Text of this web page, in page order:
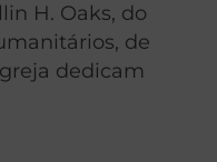
H. Oaks, do
de
dedicam